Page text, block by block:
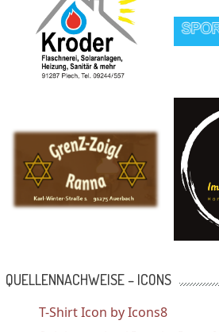
QUELLENNACHWEISE – ICONS
T-Shirt Icon by Icons8